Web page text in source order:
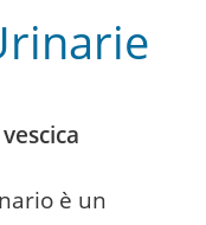
è un